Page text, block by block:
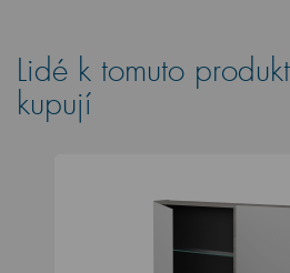
Lidé k tomuto
kupují